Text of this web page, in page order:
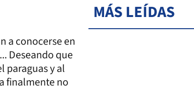
a conocerse en
Deseando que
paraguas y al
finalmente no
MÁS LEÍDAS